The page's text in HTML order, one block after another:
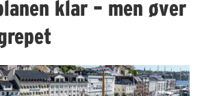
klar – men øver